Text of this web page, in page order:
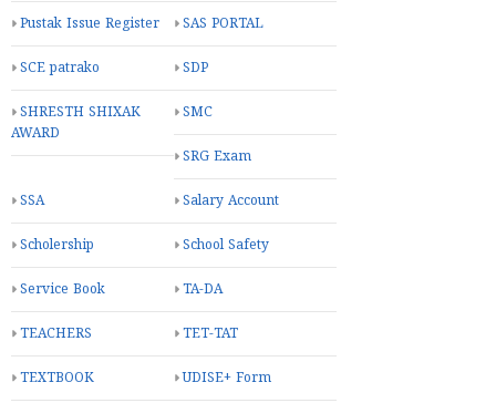
Pustak Issue Register SAS PORTAL
SCE patrako SDP
SHRESTH SHIXAK
AWARD
SMC
SRG Exam
SSA Salary Account
Scholership School Safety
Service Book TA-DA
TEACHERS TET-TAT
TEXTBOOK UDISE+ Form